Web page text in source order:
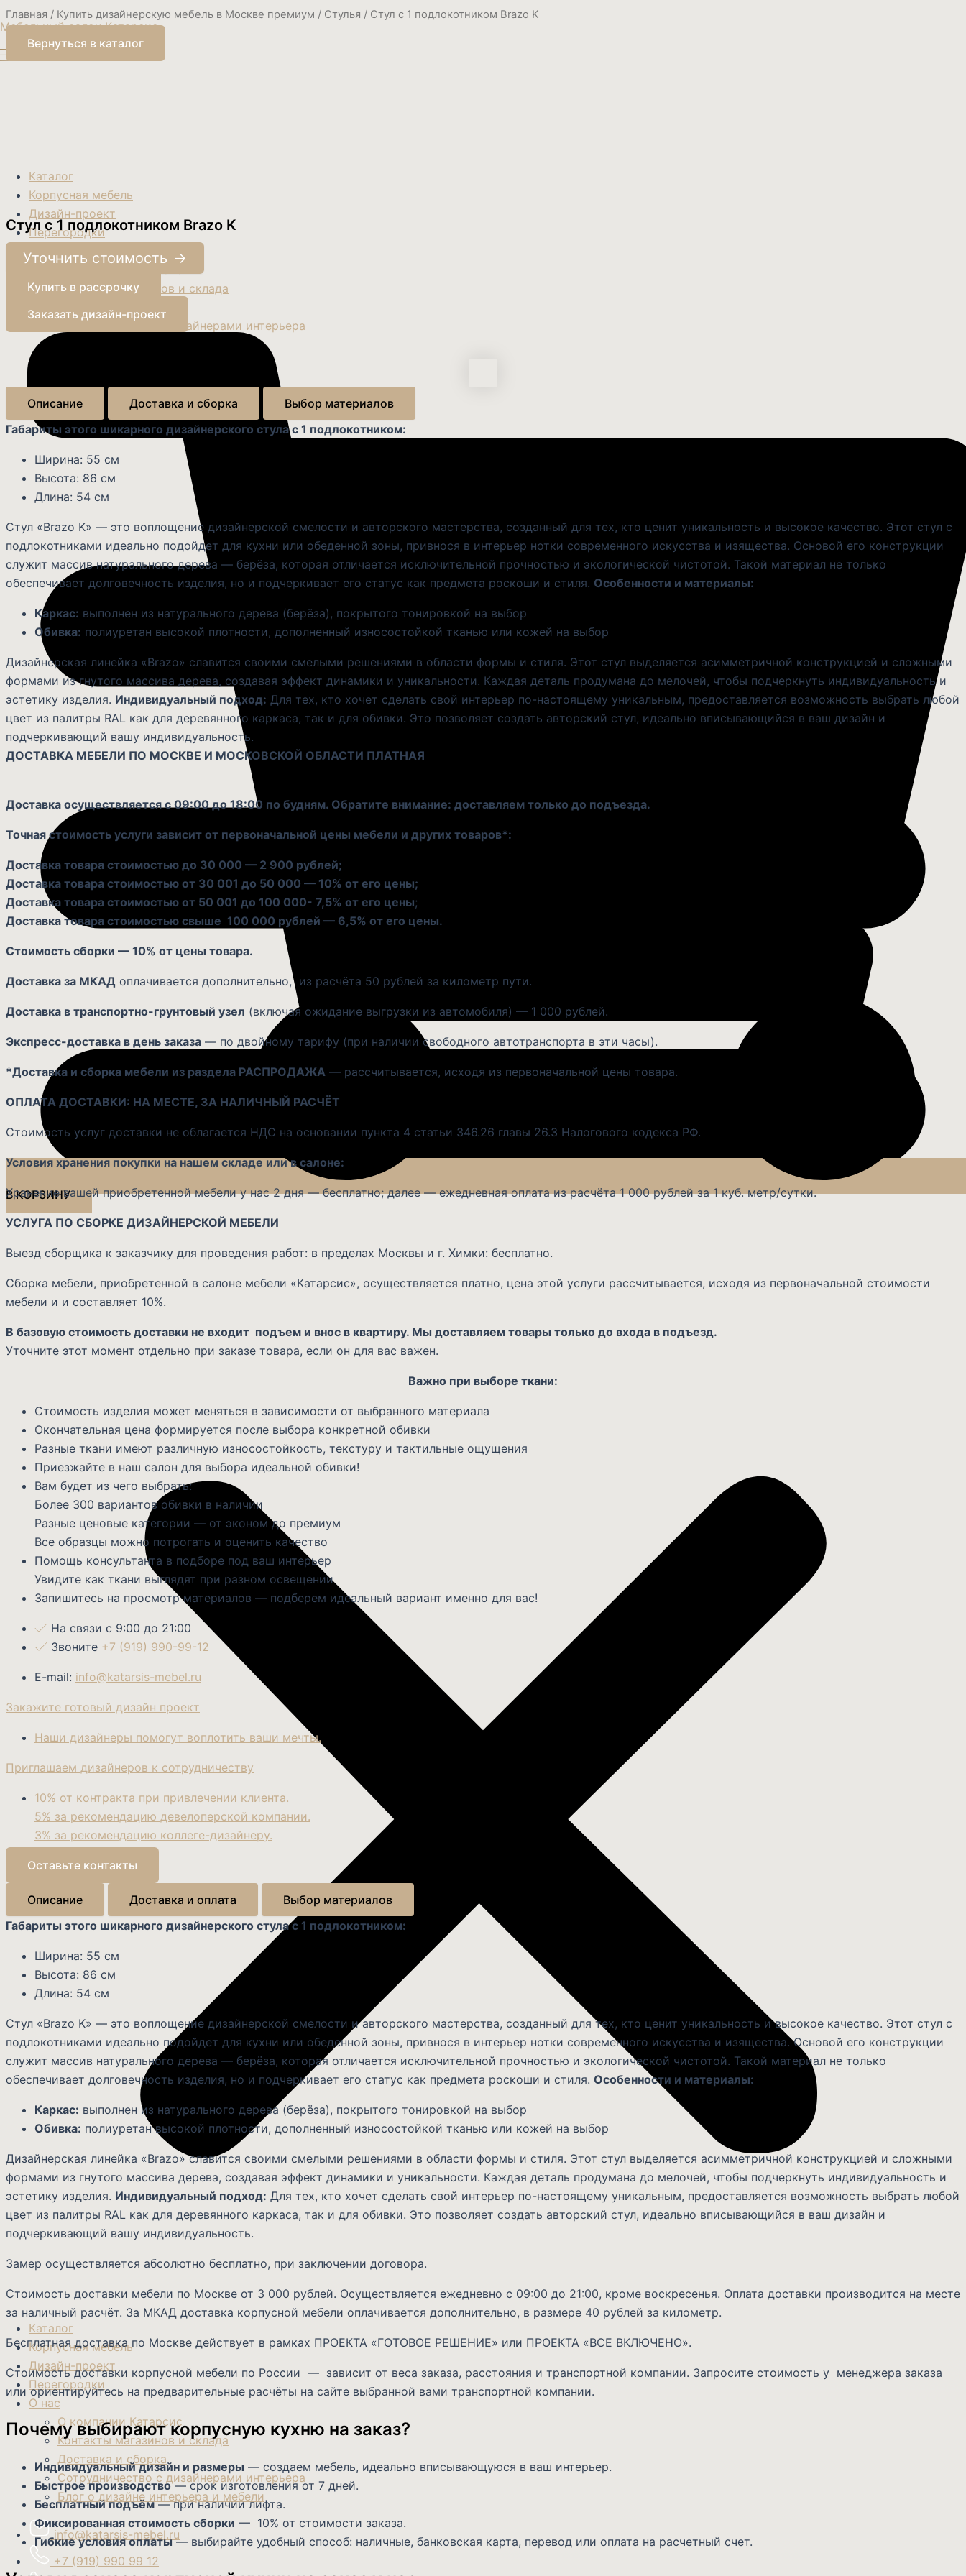
Перейти
к
содержимому
Мебельный салон Катарсис
Каталог
Корпусная мебель
Дизайн-проект
Перегородки
О нас
Контакты магазинов и склада
Доставка и сборка
Сотрудничество с дизайнерами интерьера
Блог о дизайне интерьера и мебели
Каталог
Корпусная мебель
Дизайн-проект
Перегородки
О нас
О компании Катарсис
Контакты магазинов и склада
Доставка и сборка
Сотрудничество с дизайнерами интерьера
Блог о дизайне интерьера и мебели
info@katarsis-mebel.ru
+7 (919) 990 99 12
Поиск
товаров
Главная / Купить дизайнерскую мебель в Москве премиум / Стулья / Стул с 1 подлокотником Brazo K
Вернуться в каталог
Стул с 1 подлокотником Brazo K
Уточнить стоимость
Купить в рассрочку
Заказать дизайн-проект
В КОРЗИНУ
Описание Доставка и сборка
Выбор материалов
Габариты этого шикарного дизайнерского стула с 1 подлокотником:
Ширина: 55 см
Высота: 86 см
Длина: 54 см
Стул «Brazo K» — это воплощение дизайнерской смелости и авторского мастерства, созданный для тех, кто ценит уникальность и высокое качество. Этот стул с
подлокотниками идеально подойдет для кухни или обеденной зоны, привнося в интерьер нотки современного искусства и изящества. Основой его конструкции
служит массив натурального дерева — берёза, которая отличается исключительной прочностью и экологической чистотой. Такой материал не только
обеспечивает долговечность изделия, но и подчеркивает его статус как предмета роскоши и стиля. Особенности и материалы:
Каркас: выполнен из натурального дерева (берёза), покрытого тонировкой на выбор
Обивка: полиуретан высокой плотности, дополненный износостойкой тканью или кожей на выбор
Дизайнерская линейка «Brazo» славится своими смелыми решениями в области формы и стиля. Этот стул выделяется асимметричной конструкцией и сложными
формами из гнутого массива дерева, создавая эффект динамики и уникальности. Каждая деталь продумана до мелочей, чтобы подчеркнуть индивидуальность и
эстетику изделия. Индивидуальный подход: Для тех, кто хочет сделать свой интерьер по-настоящему уникальным, предоставляется возможность выбрать любой
цвет из палитры RAL как для деревянного каркаса, так и для обивки. Это позволяет создать авторский стул, идеально вписывающийся в ваш дизайн и
подчеркивающий вашу индивидуальность.
ДОСТАВКА МЕБЕЛИ ПО МОСКВЕ И МОСКОВСКОЙ ОБЛАСТИ ПЛАТНАЯ
Доставка осуществляется с 09:00 до 18:00 по будням. Обратите внимание: доставляем только до подъезда.
Точная стоимость услуги зависит от первоначальной цены мебели и других товаров*:
Доставка товара стоимостью до 30 000 — 2 900 рублей;
Доставка товара стоимостью от 30 001 до 50 000 — 10% от его цены;
Доставка товара стоимостью от 50 001 до 100 000- 7,5% от его цены;
Доставка товара стоимостью свыше 100 000 рублей — 6,5% от его цены.
Стоимость сборки — 10% от цены товара.
Доставка за МКАД оплачивается дополнительно, из расчёта 50 рублей за километр пути.
Доставка в транспортно-грунтовый узел (включая ожидание выгрузки из автомобиля) — 1 000 рублей.
Экспресс-доставка в день заказа — по двойному тарифу (при наличии свободного автотранспорта в эти часы).
*Доставка и сборка мебели из раздела РАСПРОДАЖА — рассчитывается, исходя из первоначальной цены товара.
ОПЛАТА ДОСТАВКИ: НА МЕСТЕ, ЗА НАЛИЧНЫЙ РАСЧЁТ
Стоимость услуг доставки не облагается НДС на основании пункта 4 статьи 346.26 главы 26.3 Налогового кодекса РФ.
Условия хранения покупки на нашем складе или в салоне:
Хранение вашей приобретенной мебели у нас 2 дня — бесплатно; далее — ежедневная оплата из расчёта 1 000 рублей за 1 куб. метр/сутки.
УСЛУГА ПО СБОРКЕ ДИЗАЙНЕРСКОЙ МЕБЕЛИ
Выезд сборщика к заказчику для проведения работ: в пределах Москвы и г. Химки: бесплатно.
Сборка мебели, приобретенной в салоне мебели «Катарсис», осуществляется платно, цена этой услуги рассчитывается, исходя из первоначальной стоимости
мебели и и составляет 10%.
В базовую стоимость доставки не входит подъем и внос в квартиру. Мы доставляем товары только до входа в подъезд.
Уточните этот момент отдельно при заказе товара, если он для вас важен.
Важно при выборе ткани:
Стоимость изделия может меняться в зависимости от выбранного материала
Окончательная цена формируется после выбора конкретной обивки
Разные ткани имеют различную износостойкость, текстуру и тактильные ощущения
Приезжайте в наш салон для выбора идеальной обивки!
Вам будет из чего выбрать:
Более 300 вариантов обивки в наличии
Разные ценовые категории — от эконом до премиум
Все образцы можно потрогать и оценить качество
Помощь консультанта в подборе под ваш интерьер
Увидите как ткани выглядят при разном освещении
Запишитесь на просмотр материалов — подберем идеальный вариант именно для вас!
На связи с 9:00 до 21:00
Звоните +7 (919) 990-99-12
E-mail: info@katarsis-mebel.ru
Закажите готовый дизайн проект
Наши дизайнеры помогут воплотить ваши мечты.
Приглашаем дизайнеров к сотрудничеству
10% от контракта при привлечении клиента.
5% за рекомендацию девелоперской компании.
3% за рекомендацию коллеге-дизайнеру.
Оставьте контакты
Описание Доставка и оплата
Выбор материалов
Габариты этого шикарного дизайнерского стула с 1 подлокотником:
Ширина: 55 см
Высота: 86 см
Длина: 54 см
Стул «Brazo K» — это воплощение дизайнерской смелости и авторского мастерства, созданный для тех, кто ценит уникальность и высокое качество. Этот стул с
подлокотниками идеально подойдет для кухни или обеденной зоны, привнося в интерьер нотки современного искусства и изящества. Основой его конструкции
служит массив натурального дерева — берёза, которая отличается исключительной прочностью и экологической чистотой. Такой материал не только
обеспечивает долговечность изделия, но и подчеркивает его статус как предмета роскоши и стиля. Особенности и материалы:
Каркас: выполнен из натурального дерева (берёза), покрытого тонировкой на выбор
Обивка: полиуретан высокой плотности, дополненный износостойкой тканью или кожей на выбор
Дизайнерская линейка «Brazo» славится своими смелыми решениями в области формы и стиля. Этот стул выделяется асимметричной конструкцией и сложными
формами из гнутого массива дерева, создавая эффект динамики и уникальности. Каждая деталь продумана до мелочей, чтобы подчеркнуть индивидуальность и
эстетику изделия. Индивидуальный подход: Для тех, кто хочет сделать свой интерьер по-настоящему уникальным, предоставляется возможность выбрать любой
цвет из палитры RAL как для деревянного каркаса, так и для обивки. Это позволяет создать авторский стул, идеально вписывающийся в ваш дизайн и
подчеркивающий вашу индивидуальность.
Замер осуществляется абсолютно бесплатно, при заключении договора.
Стоимость доставки мебели по Москве от 3 000 рублей. Осуществляется ежедневно с 09:00 до 21:00, кроме воскресенья. Оплата доставки производится на месте
за наличный расчёт. За МКАД доставка корпусной мебели оплачивается дополнительно, в размере 40 рублей за километр.
Бесплатная доставка по Москве действует в рамках ПРОЕКТА «ГОТОВОЕ РЕШЕНИЕ» или ПРОЕКТА «ВСЕ ВКЛЮЧЕНО».
Стоимость доставки корпусной мебели по России — зависит от веса заказа, расстояния и транспортной компании. Запросите стоимость у менеджера заказа
или ориентируйтесь на предварительные расчёты на сайте выбранной вами транспортной компании.
Почему выбирают корпусную кухню на заказ?
Индивидуальный дизайн и размеры — создаем мебель, идеально вписывающуюся в ваш интерьер.
Быстрое производство— срок изготовления от 7 дней.
Бесплатный подъём— при наличии лифта.
Фиксированная стоимость сборки — 10% от стоимости заказа.
Гибкие условия оплаты— выбирайте удобный способ: наличные, банковская карта, перевод или оплата на расчетный счет.